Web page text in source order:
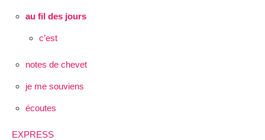
au fil des jours
c’est
notes de chevet
je me souviens
écoutes
EXPRESS